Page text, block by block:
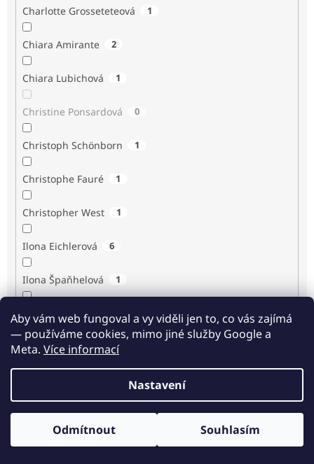
Aby vám web fungoval a vy viděli jen to, co vás zajímá
— používáme cookies, mimo jiné služby Google a
Meta. Více informací
Nastavení
Odmítnout Souhlasím
Charlotte Grosseteteová 1
Chiara Amirante 2
Chiara Lubichová 1
Christine Ponsardová 0
Christoph Schönborn 1
Christophe Fauré 1
Christopher West 1
Ilona Eichlerová 6
Ilona Špaňhelová 1
Ilse Sand
Immaculée Ilibagiza
Ingrid Biermann 1
Irvin D. Yalom 3 Odběr novinek